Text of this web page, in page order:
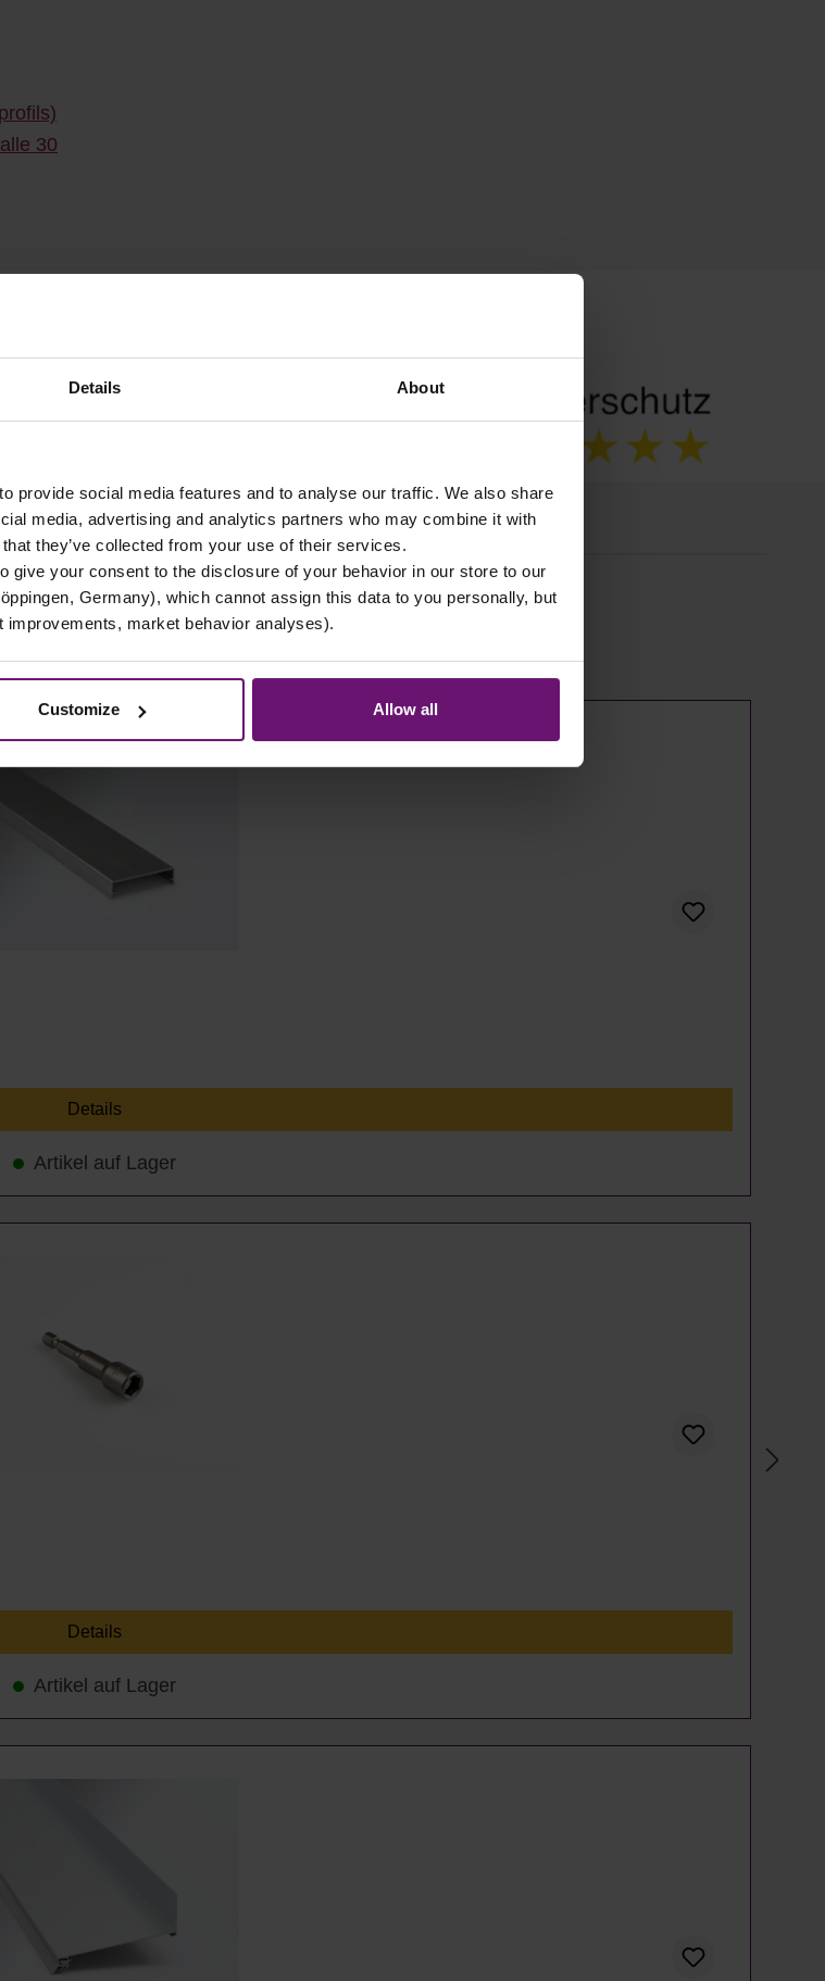
Details About
provide social media features and to analyse our traffic. We also share
media, advertising and analytics partners who may combine it with
they’ve collected from your use of their services.
give your consent to the disclosure of your behavior in our store to our
Germany), which cannot assign this data to you personally, but
market behavior analyses).
Customize Allow all
30
500€ Warenwert
ZUBEHÖR
Details
Artikel auf Lager
Details
Artikel auf Lager